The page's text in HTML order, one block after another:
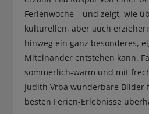
Ferienwoche – und zeigt, wie
kulturellen, aber auch
hinweg ein ganz besonderes,
Miteinander entstehen kann.
sommerlich-warm und mit
Judith Vrba wunderbare Bilder
besten Ferien-Erlebnisse